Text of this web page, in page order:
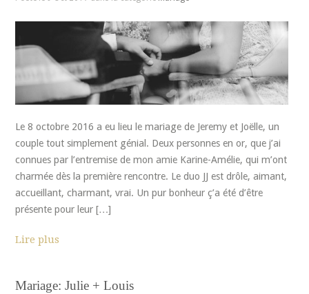
Le 8 octobre 2016 a eu lieu le mariage de Jeremy et Joëlle, un
couple tout simplement génial. Deux personnes en or, que j’ai
connues par l’entremise de mon amie Karine-Amélie, qui m’ont
charmée dès la première rencontre. Le duo JJ est drôle, aimant,
accueillant, charmant, vrai. Un pur bonheur ç’a été d’être
présente pour leur […]
Lire plus
Mariage: Julie + Louis